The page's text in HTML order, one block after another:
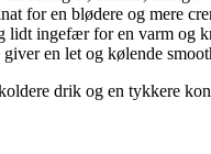
for en blødere og mere
lidt ingefær for en varm og
en let og kølende
drik og en tykkere